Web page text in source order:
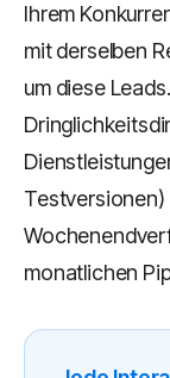
Ihrem
mit derselben
um diese
Testversionen)
monatlichen